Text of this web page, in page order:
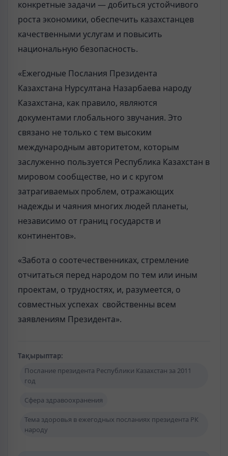
конкретные задачи — добиться устойчивого
роста экономики, обеспечить казахстанцев
качественными услугам и повысить
национальную безопасность.
«Ежегодные Послания Президента
Казахстана Нурсултана Назарбаева народу
Казахстана, как правило, являются
документами глобального звучания. Это
связано не только с тем высоким
международным авторитетом, которым
заслуженно пользуется Республика Казахстан в
мировом сообществе, но и с кругом
затрагиваемых проблем, отражающих
надежды и чаяния многих людей планеты,
независимо от границ государств и
континентов».
«Забота о соотечественниках, стремление
отчитаться перед народом по тем или иным
проектам, о трудностях, и, разумеется, о
совместных успехах свойственны всем
заявлениям Президента».
Тақырыптар:
Послание президента Республики Казахстан за 2011
год
Сфера здравоохранения
Тема здоровья в ежегодных посланиях президента РК
народу